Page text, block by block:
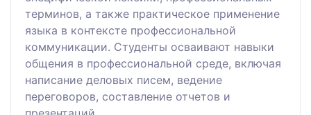
терминов, а также практическое применение
языка в контексте профессиональной
коммуникации. Студенты осваивают навыки
общения в профессиональной среде, включая
написание деловых писем, ведение
переговоров, составление отчетов и